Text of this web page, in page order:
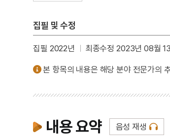
집필 및 수정
집필 2022년 최종수정 2023년 08월
본 항목의 내용은 해당 분야 전문가의
내용 요약 음성 재생